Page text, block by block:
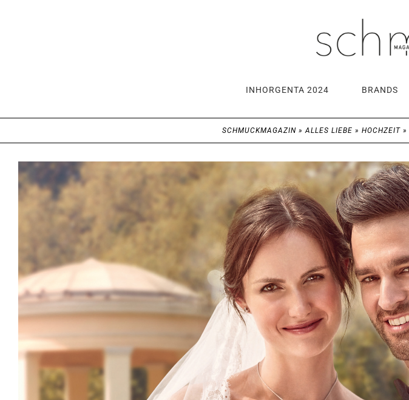
INHORGENTA 2024 BRANDS
SCHMUCKMAGAZIN» ALLES LIEBE » HOCHZEIT»